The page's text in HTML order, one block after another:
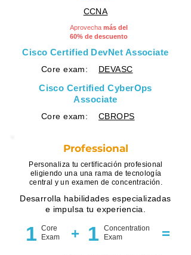
CCNA
Aprovecha más del
60% de descuento
Cisco Certified DevNet Associate
Core exam: DEVASC
Cisco Certified CyberOps
Associate
Core exam: CBROPS
Professional
Personaliza tu certificación profesional
eligiendo una una rama de tecnología
central y un examen de concentración.
Desarrolla habilidades especializadas
e impulsa tu experiencia.
1 Core
Exam
+ 1
Concentration
Exam
=